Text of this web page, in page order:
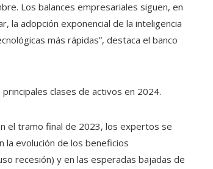
Los balances empresariales siguen, en
la adopción exponencial de la inteligencia
más rápidas”, destaca el banco
clases de activos en 2024.
el tramo final de 2023, los expertos se
la evolución de los beneficios
recesión) y en las esperadas bajadas de